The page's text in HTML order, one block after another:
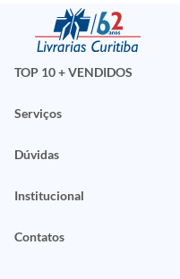
TOP 10 + VENDIDOS
Serviços
Dúvidas
Institucional
Contatos